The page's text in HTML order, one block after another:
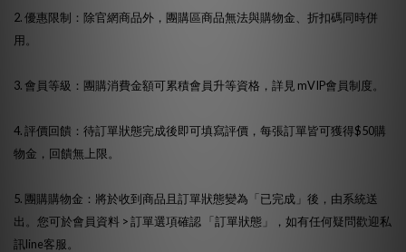
2. 優惠限制：除官網商品外，團購區商品無法與購物金、折扣碼同時併
用。
3. 會員等級：團購消費金額可累積會員升等資格，詳見 mVIP會員制度
4. 評價回饋：待訂單狀態完成後即可填寫評價，每張訂單皆可獲得$50購
物金，回饋無上限。
5. 團購購物金：將於收到商品且訂單狀態變為「已完成」後，由系統送
出。您可於會員資料 > 訂單選項確認 「訂單狀態」，如有任何疑問歡迎私
訊line客服。